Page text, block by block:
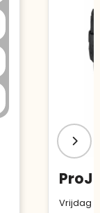
Vrijdag